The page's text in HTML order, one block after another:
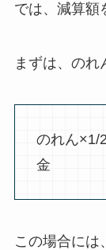
では、減算額
まずは、のれ
のれん×1/
金
この場合には